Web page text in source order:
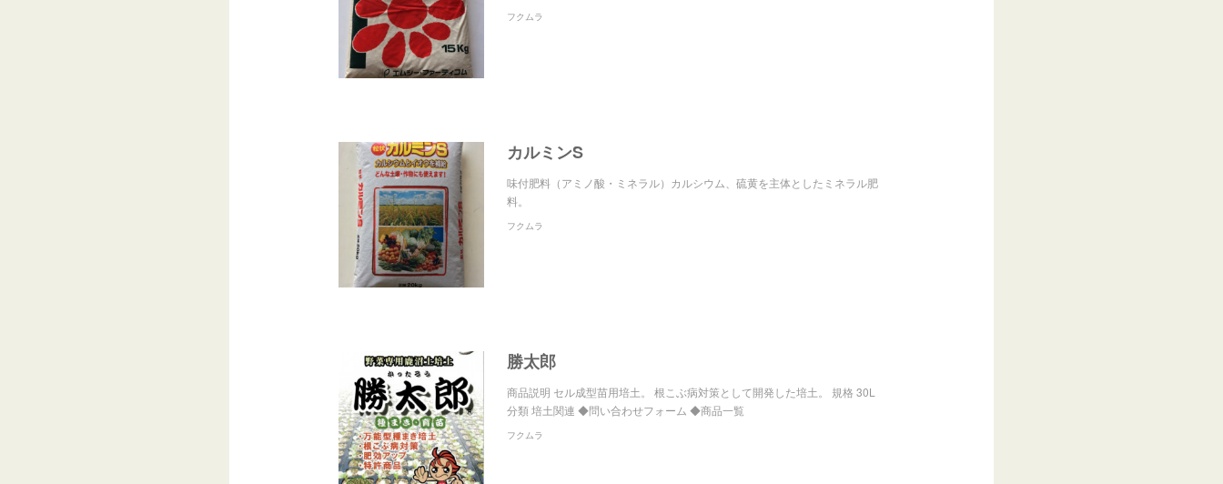
フクムラ
カルミンS
味付肥料（アミノ酸・ミネラル）カルシウム、硫黄を主体としたミネラル肥
料。
フクムラ
勝太郎
商品説明 セル成型苗用培土。 根こぶ病対策として開発した培土。 規格 30L
分類 培土関連 ◆問い合わせフォーム ◆商品一覧
フクムラ